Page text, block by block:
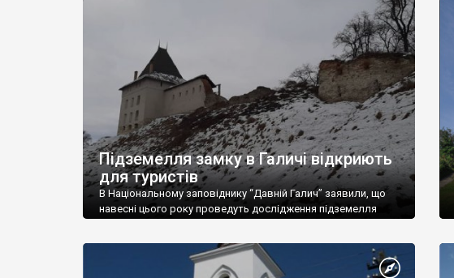
Підземелля замку в Галичі відкриють
для туристів
В Національному заповіднику “Давній Галич” заявили, що
навесні цього року проведуть дослідження підземелля
директора Національного заповідника “Давній Галич”
Володимир Олійник. Наразі науковці мають сканування